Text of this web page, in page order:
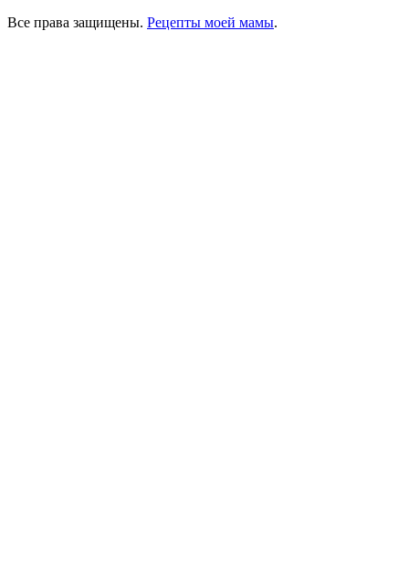
Все права защищены. Рецепты моей мамы.